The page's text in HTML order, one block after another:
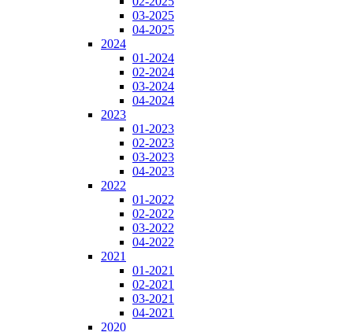
03-2025
04-2025
2024
01-2024
02-2024
03-2024
04-2024
2023
01-2023
02-2023
03-2023
04-2023
2022
01-2022
02-2022
03-2022
04-2022
2021
01-2021
02-2021
03-2021
04-2021
2020